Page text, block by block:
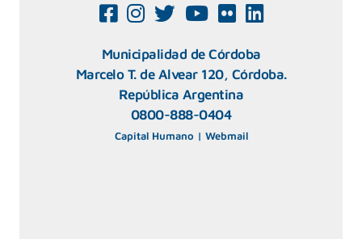
Municipalidad de Córdoba
Marcelo T. de Alvear 120, Córdoba.
República Argentina
0800-888-0404
Capital Humano | Webmail